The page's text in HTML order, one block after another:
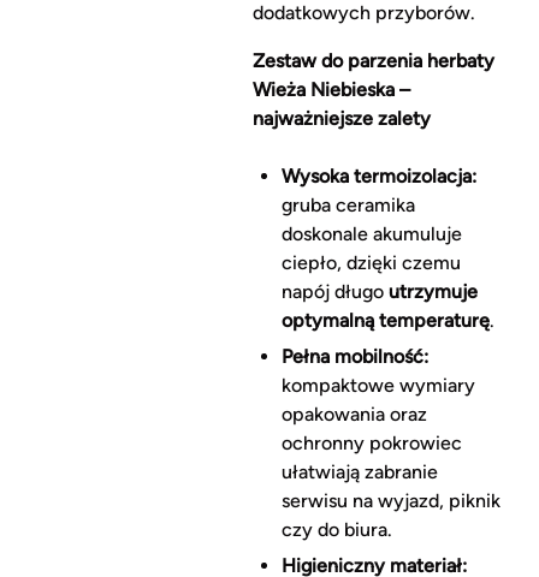
dodatkowych przyborów.
Zestaw do parzenia herbaty
Wieża Niebieska –
najważniejsze zalety
Wysoka termoizolacja:
gruba ceramika
doskonale akumuluje
ciepło, dzięki czemu
napój długo utrzymuje
optymalną temperaturę.
Pełna mobilność:
kompaktowe wymiary
opakowania oraz
ochronny pokrowiec
ułatwiają zabranie
serwisu na wyjazd, piknik
czy do biura.
Higieniczny materiał: